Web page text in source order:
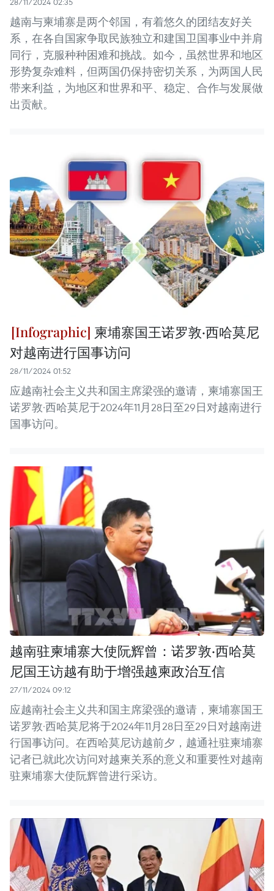
越南与柬埔寨是两个邻国，有着悠久的团结友好关
系，在各自国家争取民族独立和建国卫国事业中并肩
同行，克服种种困难和挑战。如今，虽然世界和地区
形势复杂难料，但两国仍保持密切关系，为两国人民
带来利益，为地区和世界和平、稳定、合作与发展做
出贡献。
柬埔寨国王诺罗敦·西哈莫尼
对越南进行国事访问
28/11/2024 01:52
应越南社会主义共和国主席梁强的邀请，柬埔寨国王
诺罗敦·西哈莫尼于2024年11月28日至29日对越南进行
国事访问。
越南驻柬埔寨大使阮辉曾：诺罗敦·西哈莫
尼国王访越有助于增强越柬政治互信
27/11/2024 09:12
应越南社会主义共和国主席梁强的邀请，柬埔寨国王
诺罗敦·西哈莫尼将于2024年11月28日至29日对越南进
行国事访问。在西哈莫尼访越前夕，越通社驻柬埔寨
记者已就此次访问对越柬关系的意义和重要性对越南
驻柬埔寨大使阮辉曾进行采访。